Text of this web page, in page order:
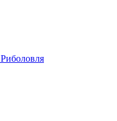
Риболовля